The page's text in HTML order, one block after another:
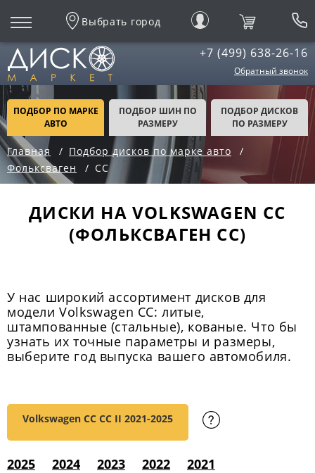
Выбрать город
+7 (499) 638-26-16
Обратный звонок
ПОДБОР ПО МАРКЕ
АВТО
ПОДБОР ШИН ПО
РАЗМЕРУ
ПОДБОР ДИСКОВ
ПО РАЗМЕРУ
Главная
Подбор дисков по марке авто
Фольксваген
СС
ДИСКИ НА VOLKSWAGEN CC
(ФОЛЬКСВАГЕН СС)
У нас широкий ассортимент дисков для
модели Volkswagen CC: литые,
штампованные (стальные), кованые. Что бы
узнать их точные параметры и размеры,
выберите год выпуска вашего автомобиля.
Volkswagen CC CC II 2021-2025
2025 2024 2023 2022 2021